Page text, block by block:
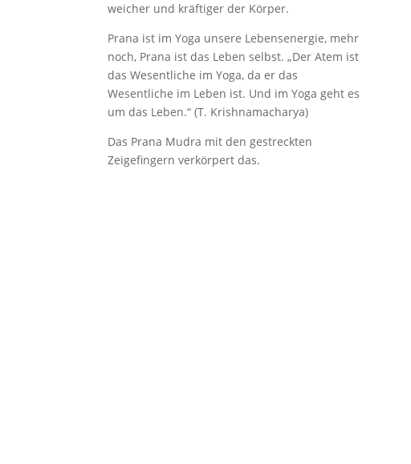
weicher und kräftiger der Körper.
Prana ist im Yoga unsere Lebensenergie, mehr
noch, Prana ist das Leben selbst. „Der Atem ist
das Wesentliche im Yoga, da er das
Wesentliche im Leben ist. Und im Yoga geht es
um das Leben.“ (T. Krishnamacharya)
Das Prana Mudra mit den gestreckten
Zeigefingern verkörpert das.